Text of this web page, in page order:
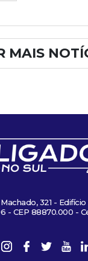
MAIS
321 -
- CEP 88870.000 -